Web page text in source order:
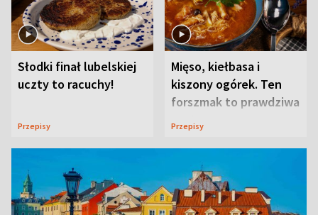
Słodki finał lubelskiej
uczty to racuchy!
Przepisy
Mięso, kiełbasa i
kiszony ogórek. Ten
forszmak to prawdziwa
uczta
Przepisy